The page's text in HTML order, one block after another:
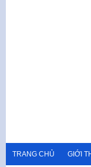
TRANG CHỦ GIỚI